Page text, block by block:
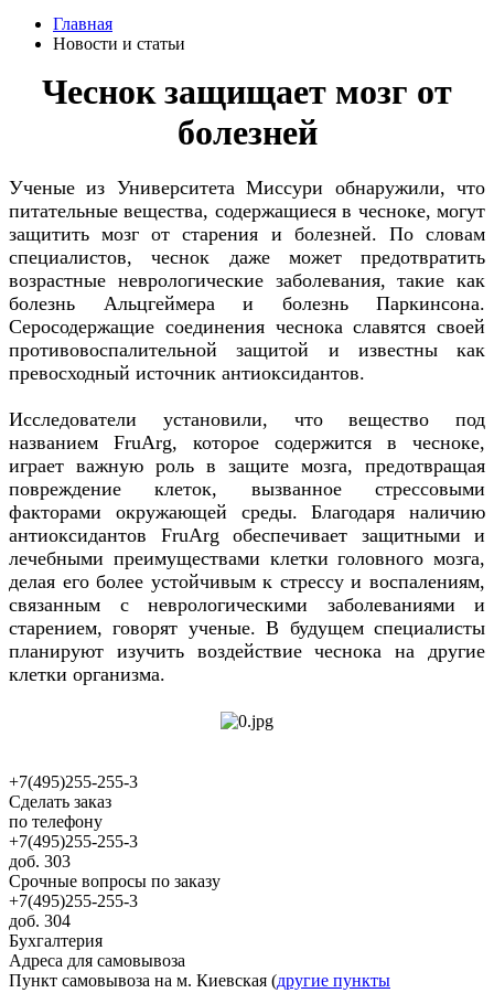
Главная
Новости и статьи
Чеснок защищает мозг от
болезней
Ученые из Университета Миссури обнаружили, что
питательные вещества, содержащиеся в чесноке, могут
защитить мозг от старения и болезней. По словам
специалистов, чеснок даже может предотвратить
возрастные неврологические заболевания, такие как
болезнь Альцгеймера и болезнь Паркинсона.
Серосодержащие соединения чеснока славятся своей
противовоспалительной защитой и известны как
превосходный источник антиоксидантов.
Исследователи установили, что вещество под
названием FruArg, которое содержится в чесноке,
играет важную роль в защите мозга, предотвращая
повреждение клеток, вызванное стрессовыми
факторами окружающей среды. Благодаря наличию
антиоксидантов FruArg обеспечивает защитными и
лечебными преимуществами клетки головного мозга,
делая его более устойчивым к стрессу и воспалениям,
связанным с неврологическими заболеваниями и
старением, говорят ученые. В будущем специалисты
планируют изучить воздействие чеснока на другие
клетки организма.
+7(495)255-255-3
Сделать заказ
по телефону
+7(495)255-255-3
доб. 303
Срочные вопросы по заказу
+7(495)255-255-3
доб. 304
Бухгалтерия
Адреса для самовывоза
Пункт самовывоза на м. Киевская (другие пункты